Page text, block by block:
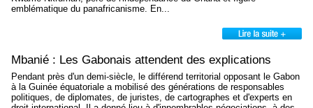
emblématique du panafricanisme. En...
Mbanié : Les Gabonais attendent des explications
Pendant près d'un demi-siècle, le différend territorial opposant le Gabon
à la Guinée équatoriale a mobilisé des générations de responsables
politiques, de diplomates, de juristes, de cartographes et d'experts en